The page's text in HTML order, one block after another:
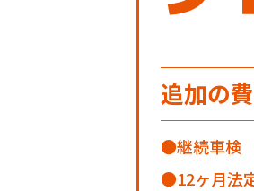
追加の
継続車検
12ヶ月法